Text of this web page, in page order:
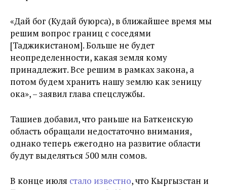
«Дай бог (Кудай буюрса), в ближайшее время мы
решим вопрос границ с соседями
[Таджикистаном]. Больше не будет
неопределенности, какая земля кому
принадлежит. Все решим в рамках закона, а
потом будем хранить нашу землю как зеницу
ока», – заявил глава спецслужбы.
Ташиев добавил, что раньше на Баткенскую
область обращали недостаточно внимания,
однако теперь ежегодно на развитие области
будут выделяться 500 млн сомов.
В конце июля стало известно, что Кыргызстан и